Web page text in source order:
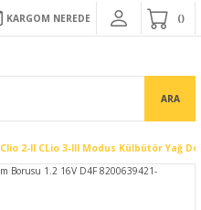
KARGOM NEREDE
ARA
Clio 2-II CLio 3-III Modus Külbütör Yağ